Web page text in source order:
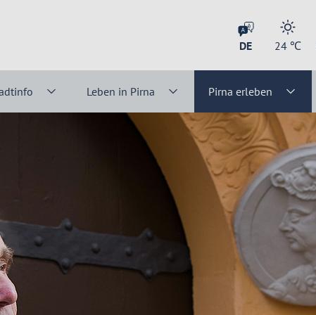
DE 24 ℃
Leben in Pirna Pirna erleben